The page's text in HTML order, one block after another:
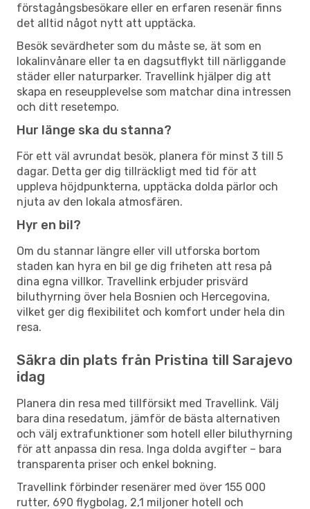
förstagångsbesökare eller en erfaren resenär finns
det alltid något nytt att upptäcka.
Besök sevärdheter som du måste se, ät som en
lokalinvånare eller ta en dagsutflykt till närliggande
städer eller naturparker. Travellink hjälper dig att
skapa en reseupplevelse som matchar dina intressen
och ditt resetempo.
Hur länge ska du stanna?
För ett väl avrundat besök, planera för minst 3 till 5
dagar. Detta ger dig tillräckligt med tid för att
uppleva höjdpunkterna, upptäcka dolda pärlor och
njuta av den lokala atmosfären.
Hyr en bil?
Om du stannar längre eller vill utforska bortom
staden kan hyra en bil ge dig friheten att resa på
dina egna villkor. Travellink erbjuder prisvärd
biluthyrning över hela Bosnien och Hercegovina,
vilket ger dig flexibilitet och komfort under hela din
resa.
Säkra din plats från Pristina till Sarajevo
idag
Planera din resa med tillförsikt med Travellink. Välj
bara dina resedatum, jämför de bästa alternativen
och välj extrafunktioner som hotell eller biluthyrning
för att anpassa din resa. Inga dolda avgifter – bara
transparenta priser och enkel bokning.
Travellink förbinder resenärer med över 155 000
rutter, 690 flygbolag, 2,1 miljoner hotell och